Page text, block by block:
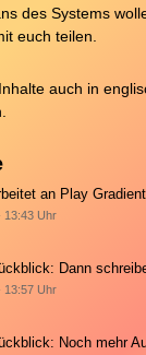
des Systems
euch teilen.
auch in
an Play
13:43 Uhr
Dann
13:57 Uhr
Noch mehr